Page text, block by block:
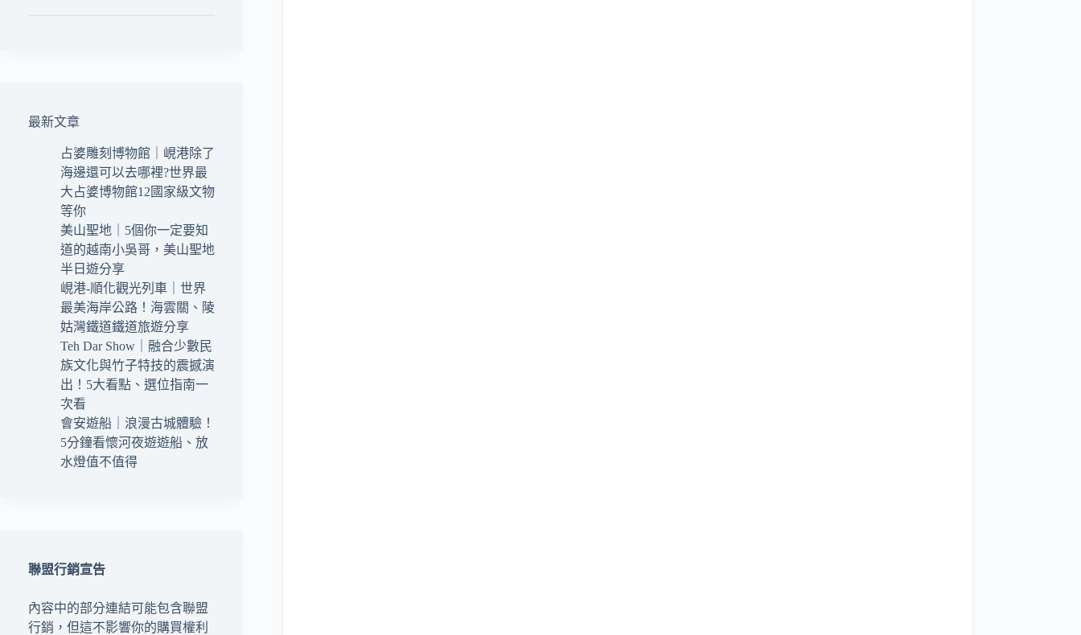
最新文章
占婆雕刻博物館｜峴港除了
海邊還可以去哪裡?世界最
大占婆博物館12國家級文物
等你
美山聖地｜5個你一定要知
道的越南小吳哥，美山聖地
半日遊分享
峴港-順化觀光列車｜世界
最美海岸公路！海雲關、陵
姑灣鐵道鐵道旅遊分享
Teh Dar Show｜融合少數民
族文化與竹子特技的震撼演
出！5大看點、選位指南一
次看
會安遊船｜浪漫古城體驗！
5分鐘看懷河夜遊遊船、放
水燈值不值得
聯盟行銷宣告
內容中的部分連結可能包含聯盟
行銷，但這不影響你的購買權利